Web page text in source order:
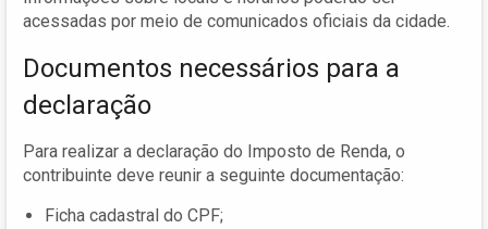
acessadas por meio de comunicados oficiais da cidade.
Documentos necessários para a
declaração
Para realizar a declaração do Imposto de Renda, o
contribuinte deve reunir a seguinte documentação:
Ficha cadastral do CPF;